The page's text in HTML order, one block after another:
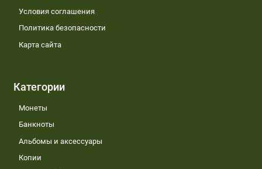
Условия соглашения
Политика безопасности
Карта сайта
Категории
Монеты
Банкноты
Альбомы и аксессуары
Копии